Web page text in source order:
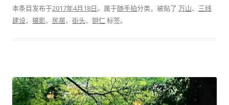
本条目发布于2017年4月18日。属于随手拍分类，被贴了 万山、 三线
建设、 摄影、 民居、 街头、 铜仁 标签。